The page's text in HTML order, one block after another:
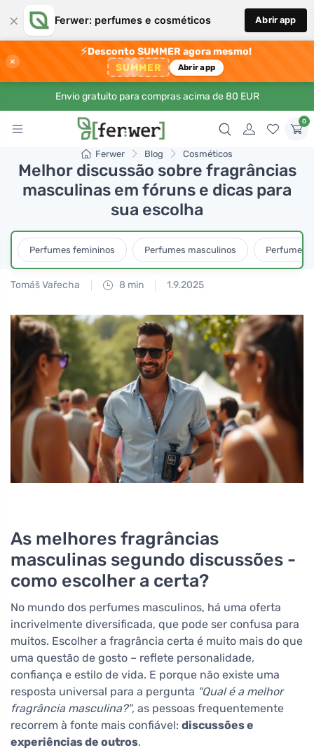
× Ferwer: perfumes e cosméticos Abrir app
×
⚡Desconto SUMMER agora mesmo!
SUMMER Abrir app
Envio gratuito para compras acima de 80 EUR
0
Ferwer Blog Cosméticos
Melhor discussão sobre fragrâncias
masculinas em fóruns e dicas para
sua escolha
Perfumes femininos Perfumes masculinos Perfumes
Tomáš Vařecha 8 min 1.9.2025
As melhores fragrâncias
masculinas segundo discussões -
como escolher a certa?
No mundo dos perfumes masculinos, há uma oferta
incrivelmente diversificada, que pode ser confusa para
muitos. Escolher a fragrância certa é muito mais do que
uma questão de gosto – reflete personalidade,
confiança e estilo de vida. E porque não existe uma
resposta universal para a pergunta "Qual é a melhor
fragrância masculina?", as pessoas frequentemente
recorrem à fonte mais confiável: discussões e
experiências de outros.